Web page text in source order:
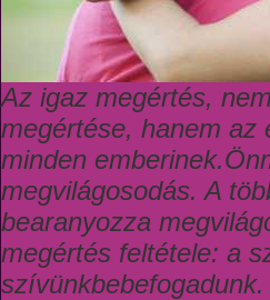
Az igaz megértés,
megértése, hanem az
minden
megvilágosodás. A
bearanyozza
megértés feltétele: a
szívünkbe